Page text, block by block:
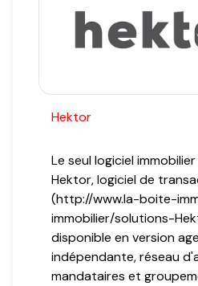
Hektor
Le seul logiciel
Hektor, logiciel de
(http://www.la-boite-
immobilier/solutions-
disponible en version
indépendante, réseau
mandataires et